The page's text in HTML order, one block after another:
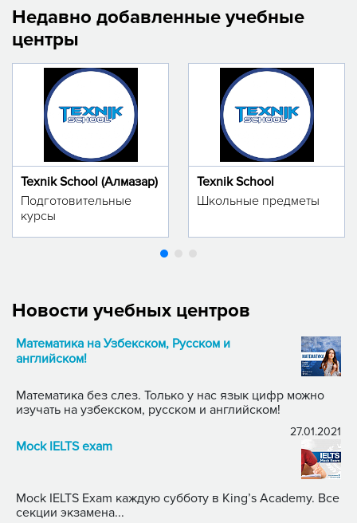
Недавно добавленные учебные
центры
Texnik School (Алмазар)
Подготовительные
курсы
Texnik School
Школьные предметы
Новости учебных центров
Математика на Узбекском, Русском и
английском!
Математика без слез. Только у нас язык цифр можно
изучать на узбекском, русском и английском!
27.01.2021
Mock IELTS exam
Mock IELTS Exam каждую субботу в King’s Academy. Все
секции экзамена...